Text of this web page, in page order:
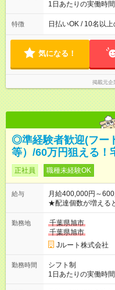
1日あたりの実働時
働8時間） ※週5日
よって時間外での勤
特徴 日払いOK / 10名以
気になる！
掲載元企
◎準経験者歓迎(フー
等）/60万円狙える！
正社員 職種未経験OK
給与
月給400,000円～
★配達個数が増える
ど！ ・主要都市エリア 月収55万円／週5日稼働 月収65万~112
万円／週6日稼働 ・地方郊外エリア 月収40万円／週5日稼働 月
収40万円~50万円／週6日稼働 ＜モデルイ
円 (27歳男性/江東区
(日休み) ■月収80万円(43歳男性/墨田区在住)※元営業 1日200個
勤務地
千葉県旭市
千葉県旭市
Jルート株式会社
勤務時間
シフト制
1日あたりの実働時
働8時間） ※週5日